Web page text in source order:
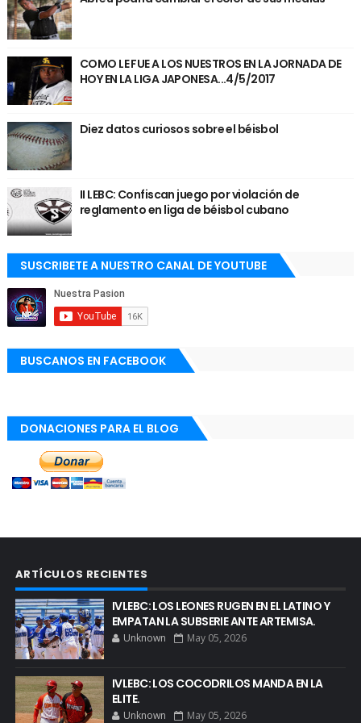
COMO LE FUE A LOS NUESTROS EN LA JORNADA DE
HOY EN LA LIGA JAPONESA...4/5/2017
Diez datos curiosos sobre el béisbol
II LEBC: Confiscan juego por violación de
reglamento en liga de béisbol cubano
SUSCRIBETE A NUESTRO CANAL DE YOUTUBE
BUSCANOS EN FACEBOOK
DONACIONES PARA EL BLOG
ARTÍCULOS RECIENTES
IVLEBC: LOS LEONES RUGEN EN EL LATINO Y
EMPATAN LA SUBSERIE ANTE ARTEMISA.
Unknown May 05, 2026
IVLEBC: LOS COCODRILOS MANDA EN LA
ELITE.
Unknown May 05, 2026